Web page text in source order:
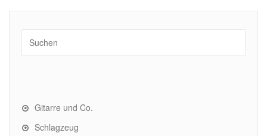
Gitarre und Co.
Schlagzeug